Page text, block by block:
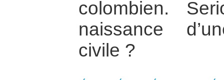
colombien.
naissance
civile ?